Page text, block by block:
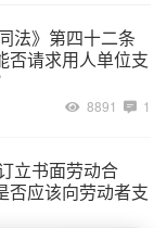
法》第四十二条
否请求用人单位支
8891 1
立书面劳动合
否应该向劳动者支